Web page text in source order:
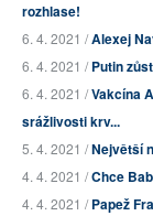
rozhlase!
6. 4. 2021 /Alexej
6. 4. 2021 /Putin
6. 4. 2021 /Vakcína
srážlivosti krv...
5. 4. 2021 /Největší
4. 4. 2021 /Chce
4. 4. 2021 /Papež